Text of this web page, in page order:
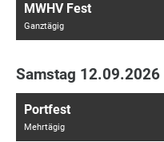
MWHV Fest
Ganztägig
Samstag 12.09.2026
Portfest
Mehrtägig